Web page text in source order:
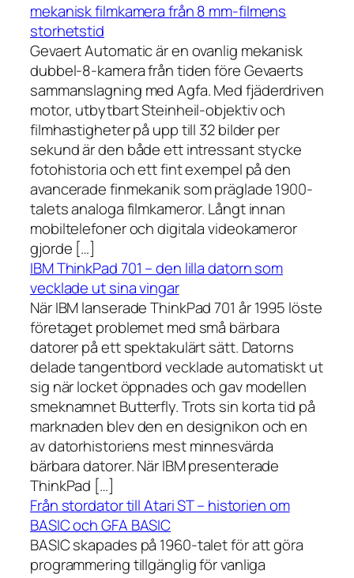
mekanisk filmkamera från 8 mm-filmens
storhetstid
Gevaert Automatic är en ovanlig mekanisk
dubbel-8-kamera från tiden före Gevaerts
sammanslagning med Agfa. Med fjäderdriven
motor, utbytbart Steinheil-objektiv och
filmhastigheter på upp till 32 bilder per
sekund är den både ett intressant stycke
fotohistoria och ett fint exempel på den
avancerade finmekanik som präglade 1900-
talets analoga filmkameror. Långt innan
mobiltelefoner och digitala videokameror
gjorde […]
IBM ThinkPad 701 – den lilla datorn som
vecklade ut sina vingar
När IBM lanserade ThinkPad 701 år 1995 löste
företaget problemet med små bärbara
datorer på ett spektakulärt sätt. Datorns
delade tangentbord vecklade automatiskt ut
sig när locket öppnades och gav modellen
smeknamnet Butterfly. Trots sin korta tid på
marknaden blev den en designikon och en
av datorhistoriens mest minnesvärda
bärbara datorer. När IBM presenterade
ThinkPad […]
Från stordator till Atari ST – historien om
BASIC och GFA BASIC
BASIC skapades på 1960-talet för att göra
programmering tillgänglig för vanliga